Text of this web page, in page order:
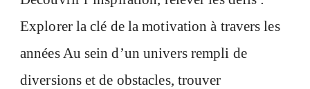
Explorer la clé de la motivation à travers les
années Au sein d’un univers rempli de
diversions et de obstacles, trouver